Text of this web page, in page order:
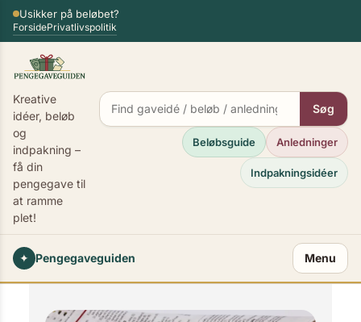
Spring
indhold
Usikker på beløbet?
ForsidePrivatlivspolitik
Kreative
idéer, beløb
og
indpakning –
få din
pengegave til
at ramme
plet!
Søg
Beløbsguide Anledninger
Indpakningsidéer
✦ Pengegaveguiden Menu